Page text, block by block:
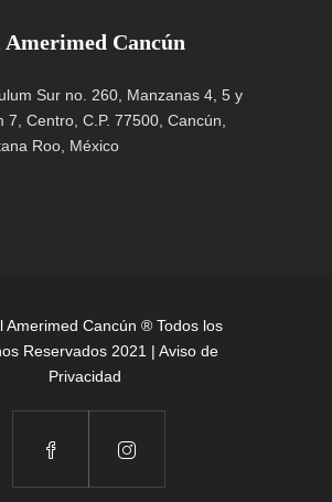
Cancún
Sur no. 260, Manzanas 4, 5 y
7, Centro, C.P. 77500, Cancún,
Roo, México
Amerimed Cancún ® Todos los
Reservados 2021 | Aviso de
Privacidad